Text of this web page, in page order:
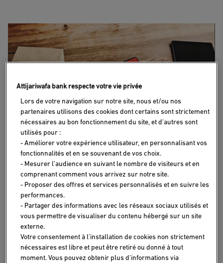
En plus des frais de scolarité, vous devez payer différentes
charges relatives au logement, à la restauration et autres
frais divers en tant que candidat aux études à l’étranger ou
étudiant à l’étranger. Ainsi, afin de faciliter la gestion de vos
frais, l’Office des Changes a mis en place desmesuresvous
permettant de bénéficier d’une allocation mensuelle qui
répondra à tous vos besoins.
Voici les deux situations vous permettant d’en bénéficier :
Attijariwafa bank respecte votre vie privée
Lors de votre navigation sur notre site, nous et/ou nos
partenaires utilisons des cookies dont certains sont strictement
nécessaires au bon fonctionnement du site, et d'autres sont
utilisés pour :
- Améliorer votre expérience utilisateur, en personnalisant vos
fonctionnalités et en se souvenant de vos choix.
- Mesurer l’audience en suivant le nombre de visiteurs et en
comprenant comment vous arrivez sur notre site.
- Proposer des offres et services personnalisés et en suivre les
performances.
- Partager des informations avec les réseaux sociaux utilisés et
vous permettre de visualiser du contenu hébergé sur un site
externe.
Votre consentement à l'installation de cookies non strictement
nécessaires est libre et peut être retiré ou donné à tout
moment. Vous pouvez obtenir plus d'informations via